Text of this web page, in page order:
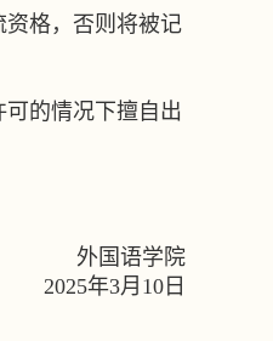
格，否则将被记
的情况下擅自出
外国语学院
2025年3月 10 日